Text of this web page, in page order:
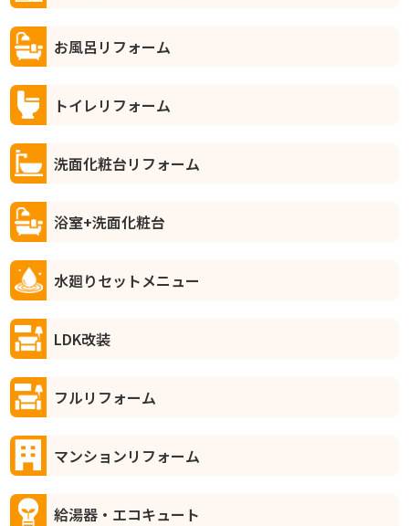
お風呂リフォーム
トイレリフォーム
洗面化粧台リフォーム
浴室+洗面化粧台
水廻りセットメニュー
LDK改装
フルリフォーム
マンションリフォーム
給湯器・エコキュート